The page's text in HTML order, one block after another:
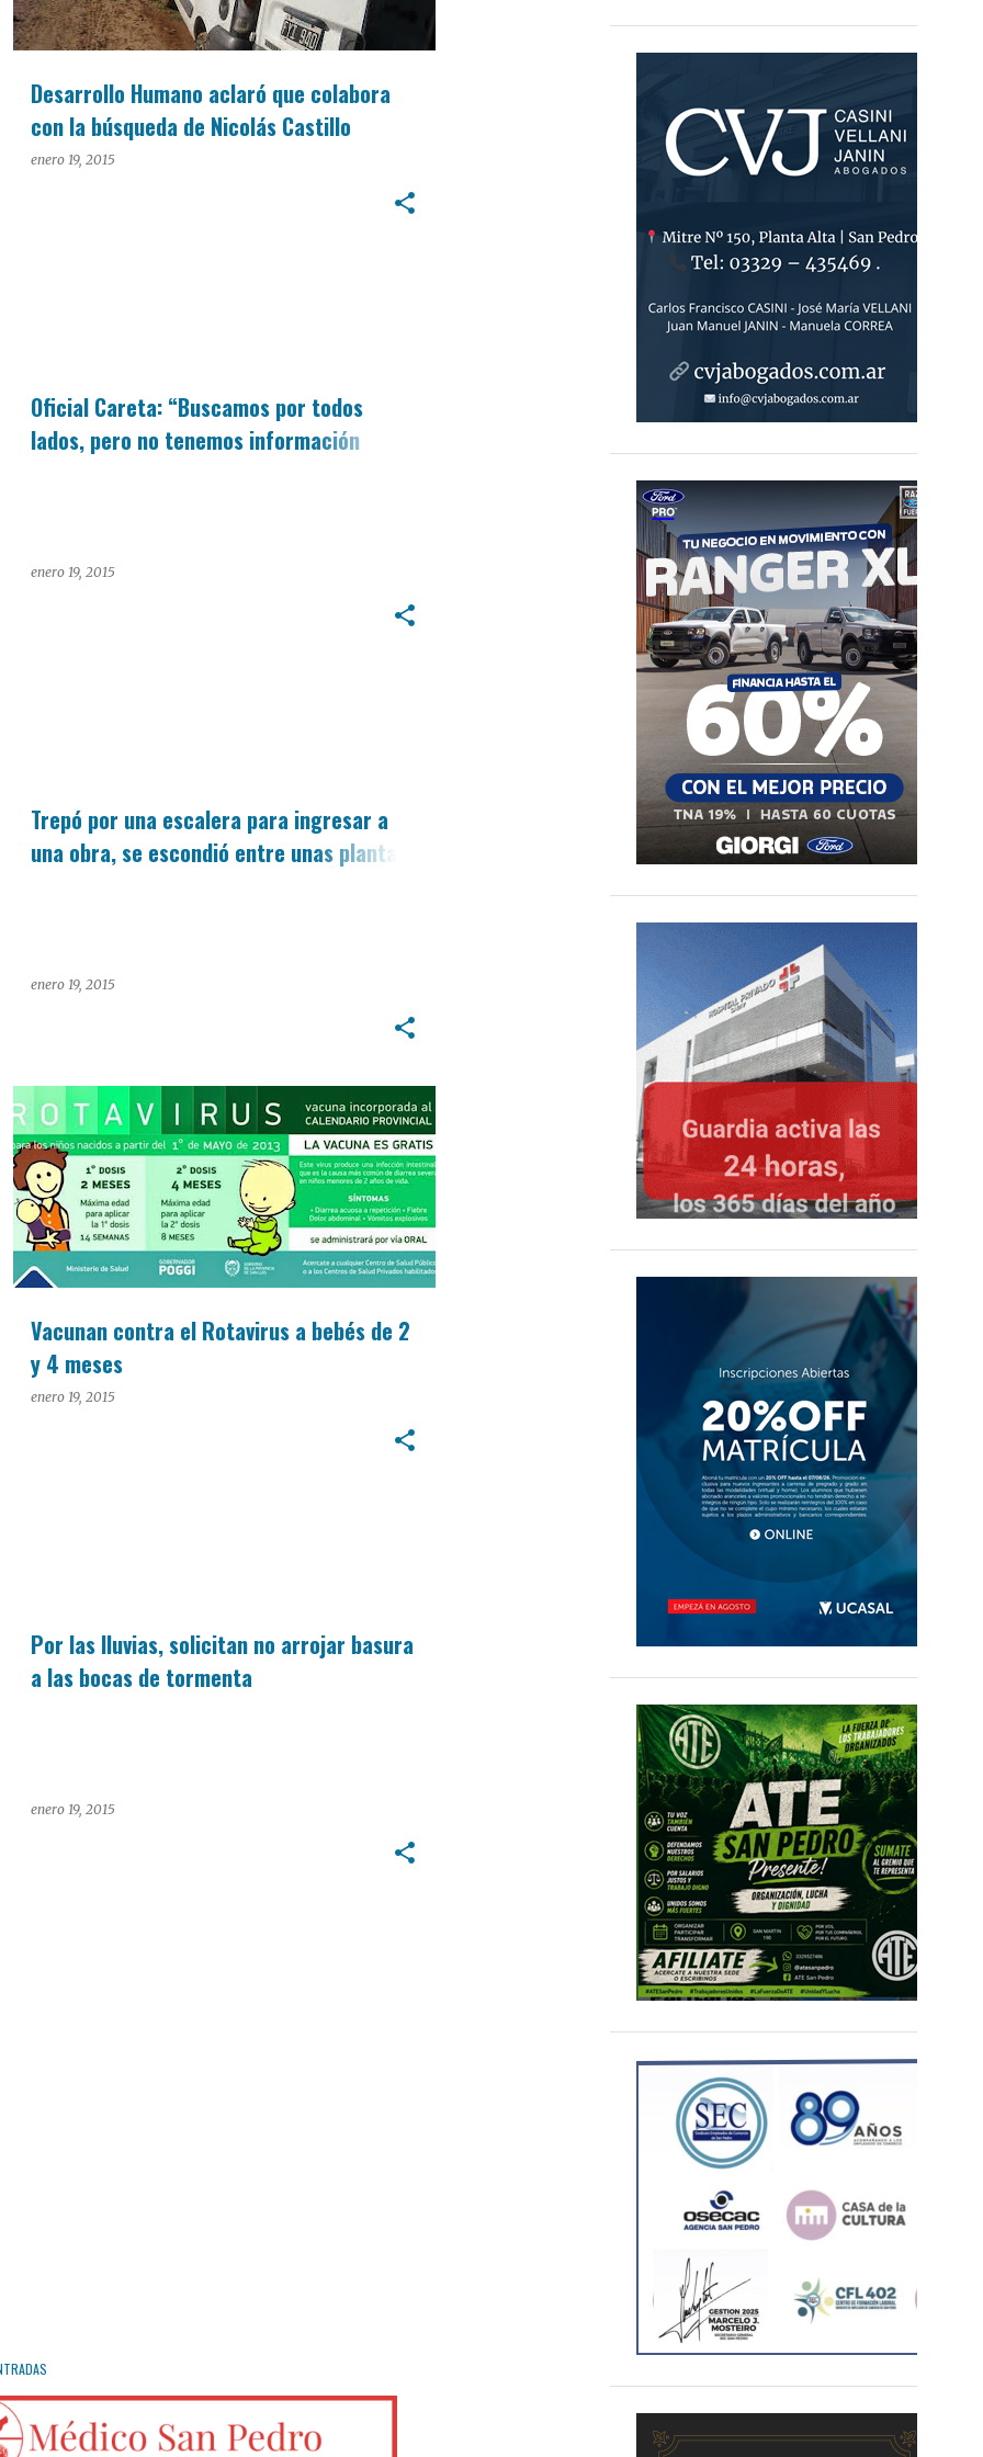
Desarrollo Humano aclaró que colabora
con la búsqueda de Nicolás Castillo​
enero 19, 2015
Oficial Careta: “Buscamos por todos
lados, pero no tenemos información
enero 19, 2015
Trepó por una escalera para ingresar a
una obra, se escondió entre unas plantas
enero 19, 2015
Vacunan contra el Rotavirus a bebés de 2
y 4 meses
enero 19, 2015
Por las lluvias, solicitan no arrojar basura
a las bocas de tormenta
enero 19, 2015